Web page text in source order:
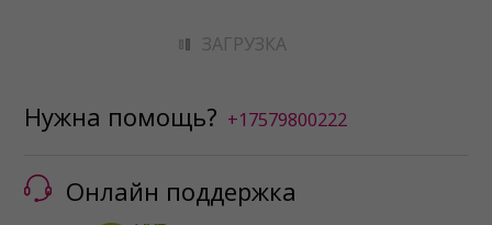
ЗАГРУЗКА
Нужна помощь? +17579800222
Онлайн поддержка